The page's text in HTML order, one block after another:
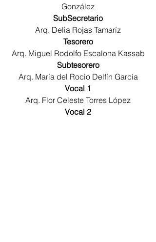
González
SubSecretario
Arq. Delia Rojas Tamaríz
Tesorero
Arq. Miguel Rodolfo Escalona Kassab
Subtesorero
Arq. María del Rocio Delfín García
Vocal 1
Arq. Flor Celeste Torres López
Vocal 2